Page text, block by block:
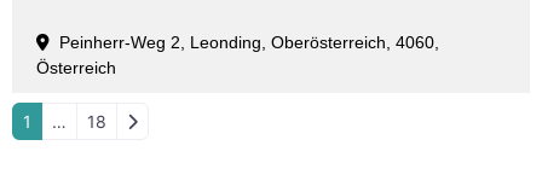
Peinherr-Weg 2, Leonding, Oberösterreich, 4060,
Österreich
1 … 18 Ältere Beiträge